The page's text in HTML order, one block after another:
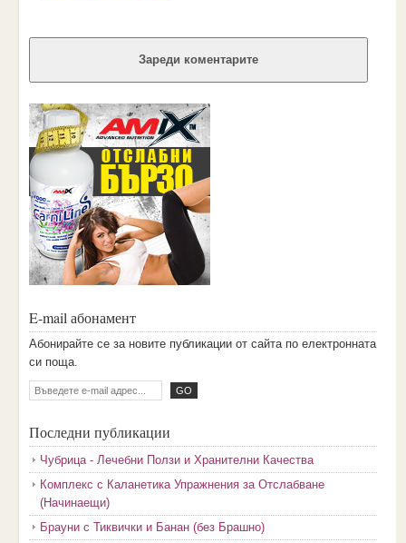
Зареди коментарите
E-mail абонамент
Aбoниpaйтe ce зa нoвитe пyбликaции oт caйтa пo eлeктpoннaтa
cи пoщa.
Последни публикации
Чубрица - Лечебни Ползи и Хранителни Качества
Комплекс с Каланетика Упражнения за Отслабване
(Начинаещи)
Брауни с Тиквички и Банан (без Брашно)